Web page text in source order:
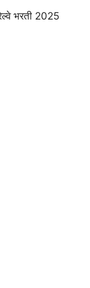
भरती 2025